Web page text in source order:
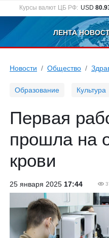
Курсы валют ЦБ РФ: USD
ЛЕНТА
Новости Общество
Образование Культура
Первая
прошла на
крови
25 января 2025 17:44